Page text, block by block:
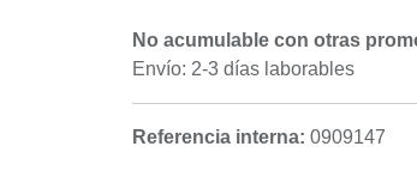
No acumulable con otras
Envío: 2-3 días laborables
Referencia interna: 0909147